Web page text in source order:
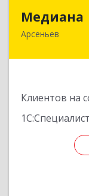
Медиана
Арсеньев
Клиентов на
1С:Специалист